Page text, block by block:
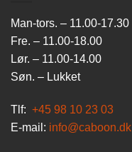
Man-tors. – 11.00-17.30
Fre. – 11.00-18.00
Lør. – 11.00-14.00
Søn. – Lukket
Tlf: +45 98 10 23 03
E-mail: info@caboon.dk